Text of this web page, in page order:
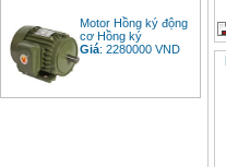
Motor Hồng ký động
cơ Hồng ký
Giá: 2280000 VND